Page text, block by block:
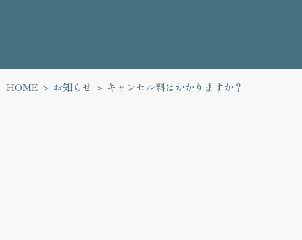
HOME お知らせ キャンセル料はかかりますか？